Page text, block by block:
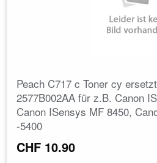
Peach C717 c Toner cy
2577B002AA für z.B. Canon
Canon ISensys MF 8450,
-5400
CHF 10.90